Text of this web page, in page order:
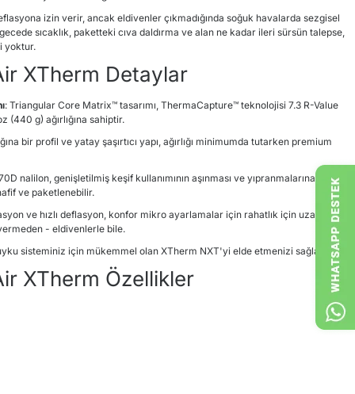
izin verir, ancak eldivenler çıkmadığında soğuk havalarda sezgisel
sıcaklık, paketteki cıva daldırma ve alan ne kadar ileri sürsün talepse,
yoktur.
XTherm Detaylar
: Triangular Core Matrix™ tasarımı, ThermaCapture™ teknolojisi 7.3 R-Value
(440 g) ağırlığına sahiptir.
bir profil ve yatay şaşırtıcı yapı, ağırlığı minimumda tutarken premium
nalilon, genişletilmiş keşif kullanımının aşınması ve yıpranmalarına
ve paketlenebilir.
ve hızlı deflasyon, konfor mikro ayarlamalar için rahatlık için uzanırken
- eldivenlerle bile.
sisteminiz için mükemmel olan XTherm NXT'yi elde etmenizi sağlar.
XTherm Özellikler